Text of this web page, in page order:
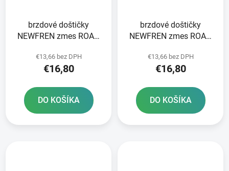
brzdové doštičky
NEWFREN zmes ROAD
v balení
€13,66 bez DPH
€16,80
DO KOŠÍKA
brzdové doštičky
NEWFREN zmes ROAD
v balení
€13,66 bez DPH
€16,80
DO KOŠÍKA